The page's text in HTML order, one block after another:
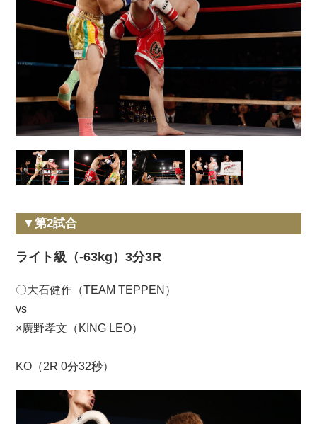
▼第2試合
ライト級（-63kg）3分3R
〇大石健作（TEAM TEPPEN）
vs
×廣野孝文（KING LEO）
KO（2R 0分32秒）